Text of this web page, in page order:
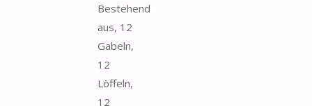
Bestehend
aus, 12
Gabeln,
12
Löffeln,
12